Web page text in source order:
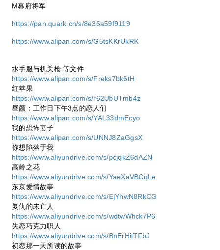
M幕府将军
https://pan.quark.cn/s/8e36a59f9119
https://www.alipan.com/s/G5tsKKrUkRK
水手服与机关枪 等文件
https://www.alipan.com/s/Freks7bk6tH
红苹果
https://www.alipan.com/s/r62UbUTmb4z
昼颜：工作日下午3点的恋人们
https://www.alipan.com/s/YAL33dmEcyo
我的恐怖妻子
https://www.alipan.com/s/UNNJ8ZaGgsX
你想陷落于我
https://www.aliyundrive.com/s/pcjqkZ6dAZN
高岭之花
https://www.aliyundrive.com/s/YaeXaVBCqLe
东京爱情故事
https://www.aliyundrive.com/s/EjYhwN8RkCG
复仇的未亡人
https://www.aliyundrive.com/s/wdtwWhck7P6
失恋巧克力职人
https://www.aliyundrive.com/s/BnErHitTFbJ
初恋那一天所读的故事